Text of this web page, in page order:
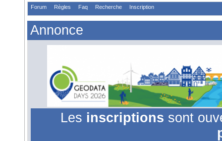
Forum Règles Faq Recherche Inscription
Annonce
Les inscriptions sont